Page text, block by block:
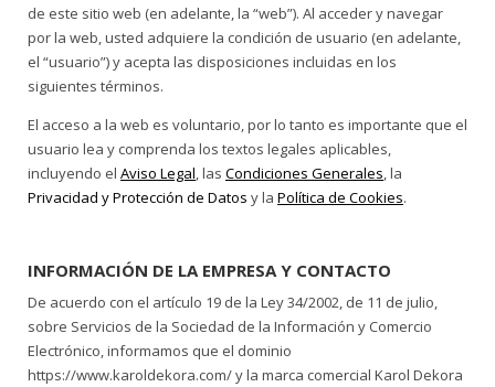
de este sitio web (en adelante, la “web”). Al acceder y navegar
por la web, usted adquiere la condición de usuario (en adelante,
el “usuario”) y acepta las disposiciones incluidas en los
siguientes términos.
El acceso a la web es voluntario, por lo tanto es importante que el
usuario lea y comprenda los textos legales aplicables,
incluyendo el Aviso Legal, las Condiciones Generales, la
Privacidad y Protección de Datos y la Política de Cookies.
INFORMACIÓN DE LA EMPRESA Y CONTACTO
De acuerdo con el artículo 19 de la Ley 34/2002, de 11 de julio,
sobre Servicios de la Sociedad de la Información y Comercio
Electrónico, informamos que el dominio
https://www.karoldekora.com/ y la marca comercial Karol Dekora